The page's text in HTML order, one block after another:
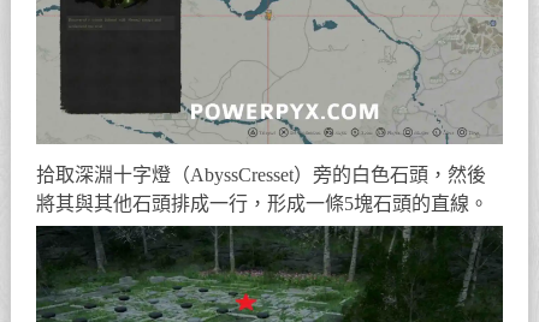
拾取深淵十字燈（AbyssCresset）旁的白色石頭，然後
將其與其他石頭排成一行，形成一條5塊石頭的直線。